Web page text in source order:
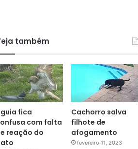
também
fica
com falta
reação do
Cachorro salva
filhote de
afogamento
fevereiro 11, 2023